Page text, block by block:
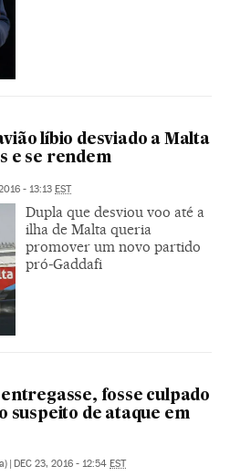
líbio desviado a Malta
e se rendem
- 13:13 EST
Dupla que desviou voo até a
ilha de Malta queria
promover um novo partido
pró-Gaddafi
entregasse, fosse culpado
suspeito de ataque em
| DEC 23, 2016 - 12:54 EST